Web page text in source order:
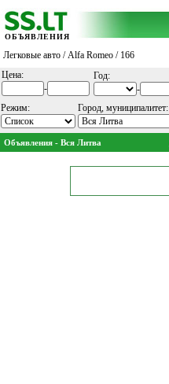
ОБЪЯВЛЕНИЯ
Легковые авто /Alfa Romeo / 166
Цена:
-
Год:
-
Режим: Город, муниципалитет:
Объявления - Вся Литва